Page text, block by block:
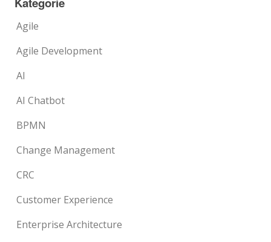
Agile
Agile Development
AI
AI Chatbot
BPMN
Change Management
CRC
Customer Experience
Enterprise Architecture